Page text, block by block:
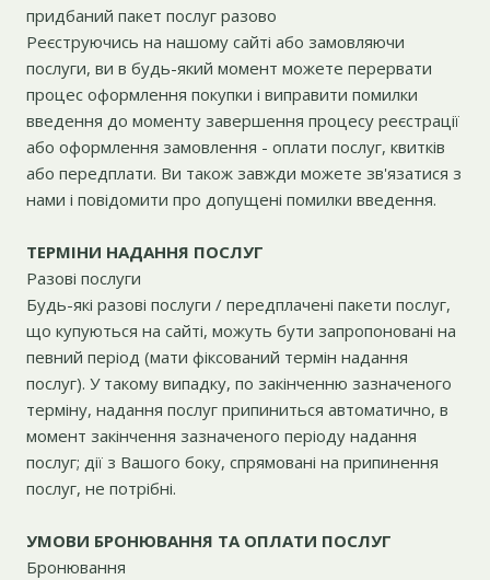
придбаний пакет послуг разово
Реєструючись на нашому сайті або замовляючи
послуги, ви в будь-який момент можете перервати
процес оформлення покупки і виправити помилки
введення до моменту завершення процесу реєстрації
або оформлення замовлення - оплати послуг, квитків
або передплати. Ви також завжди можете зв'язатися з
нами і повідомити про допущені помилки введення.
ТЕРМІНИ НАДАННЯ ПОСЛУГ
Разові послуги
Будь-які разові послуги / передплачені пакети послуг,
що купуються на сайті, можуть бути запропоновані на
певний період (мати фіксований термін надання
послуг). У такому випадку, по закінченню зазначеного
терміну, надання послуг припиниться автоматично, в
момент закінчення зазначеного періоду надання
послуг; дії з Вашого боку, спрямовані на припинення
послуг, не потрібні.
УМОВИ БРОНЮВАННЯ ТА ОПЛАТИ ПОСЛУГ
Бронювання